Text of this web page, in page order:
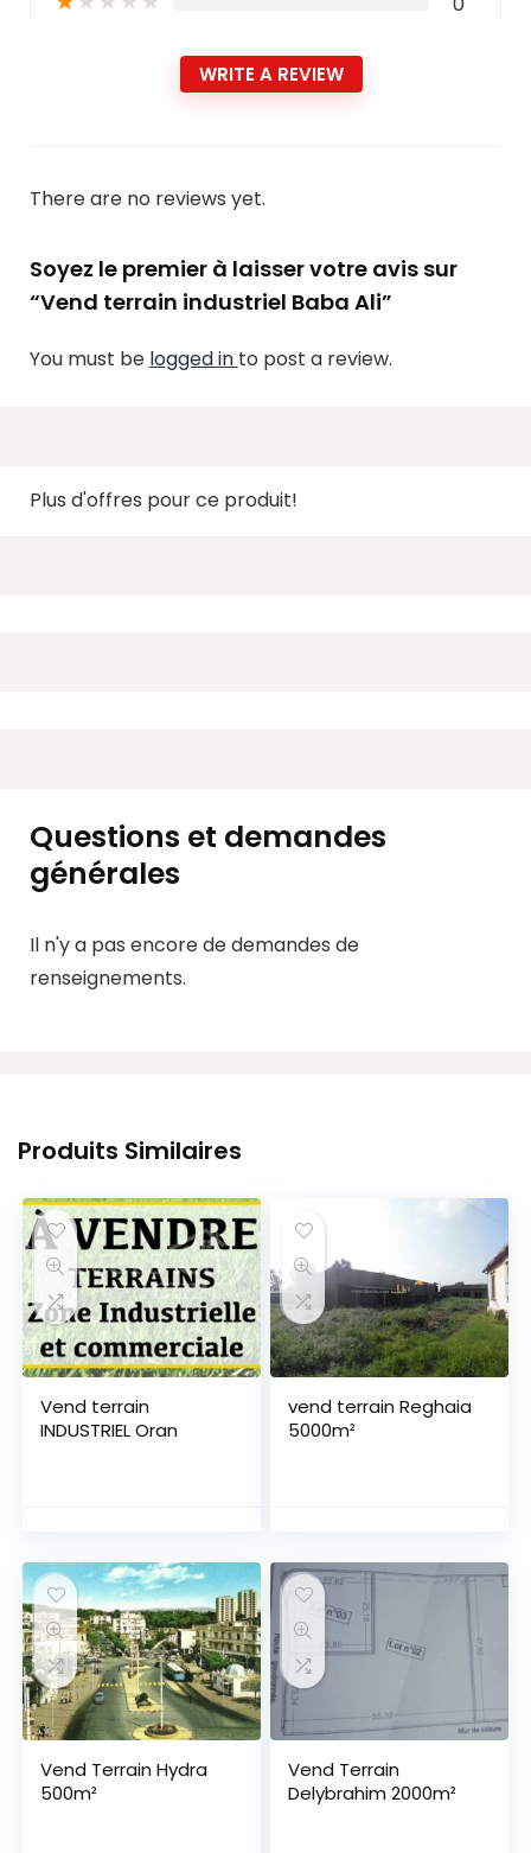
WRITE A REVIEW
There are no reviews yet.
Soyez le premier à laisser votre avis sur
“Vend terrain industriel Baba Ali”
You must be logged in to post a review.
Plus d'offres pour ce produit!
Questions et demandes
générales
Il n'y a pas encore de demandes de
renseignements.
Produits Similaires
Vend terrain
INDUSTRIEL Oran
vend terrain Reghaia
5000m²
Vend Terrain Hydra
500m²
Vend Terrain
Delybrahim 2000m²